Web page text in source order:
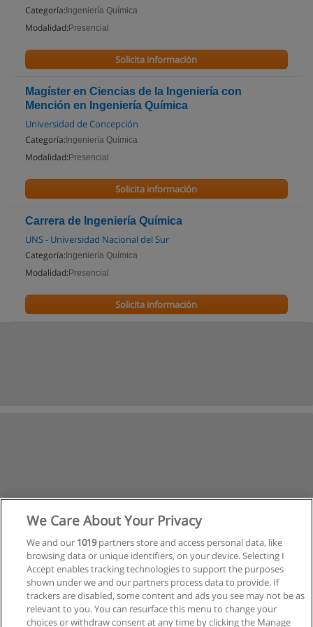
Categoría: Ingeniería Química
Modalidad: Presencial
Solicita información
Magíster en Ciencias de la Ingeniería con
Mención en Ingeniería Química
Universidad de Concepción
Categoría: Ingeniería Química
Modalidad: Presencial
Solicita información
Carrera de Ingeniería Química
UNS - Universidad Nacional del Sur
Categoría: Ingeniería Química
Modalidad: Presencial
Solicita información
Siguiente
We Care About Your Privacy
We and our 1019partners store and access personal data, like
browsing data or unique identifiers, on your device. Selecting I
Accept enables tracking technologies to support the purposes
shown under we and our partners process data to provide. If
trackers are disabled, some content and ads you see may not be as
relevant to you. You can resurface this menu to change your
choices or withdraw consent at any time by clicking the Manage